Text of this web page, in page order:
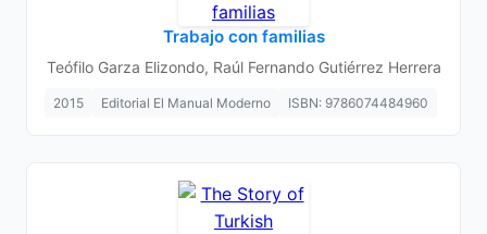
Trabajo con familias
Teófilo Garza Elizondo, Raúl Fernando Gutiérrez Herrera
2015 Editorial El Manual Moderno ISBN: 9786074484960